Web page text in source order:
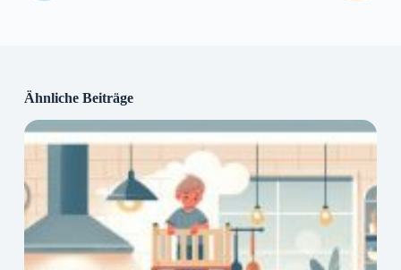
Ähnliche Beiträge